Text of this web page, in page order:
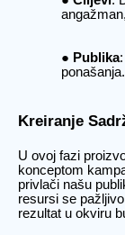
Publika
ponašanja.
Kreiranje
U ovoj fazi
konceptom
privlači našu
resursi se
rezultat u okviru